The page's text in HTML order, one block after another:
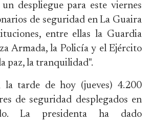
despliegue para este viernes
de seguridad en La Guaira
entre ellas la Guardia
Armada, la Policía y el Ejército
paz, la tranquilidad".
la tarde de hoy (jueves) 4.200
de seguridad desplegados en
La presidenta ha dado